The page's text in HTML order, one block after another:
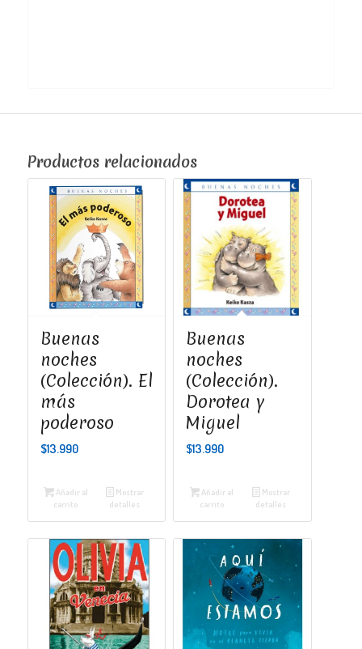
Productos relacionados
Buenas
noches
(Colección). El
más
poderoso
$13.990
Añadir al
carrito
Mostrar
detalles
Buenas
noches
(Colección).
Dorotea y
Miguel
$13.990
Añadir al
carrito
Mostrar
detalles